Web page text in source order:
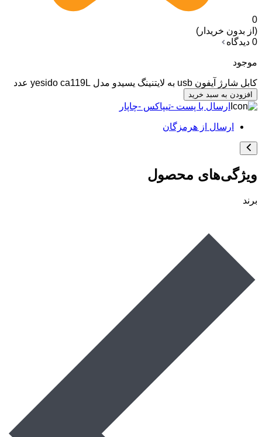
0
(از بدون خریدار)
0 دیدگاه
موجود
کابل شارژ آیفون usb به لایتنینگ یسیدو مدل yesido ca119L عدد
افزودن به سبد خرید
ارسال با پست -تیپاکس -چاپار
ارسال از هرمزگان
ویژگی‌های محصول
برند